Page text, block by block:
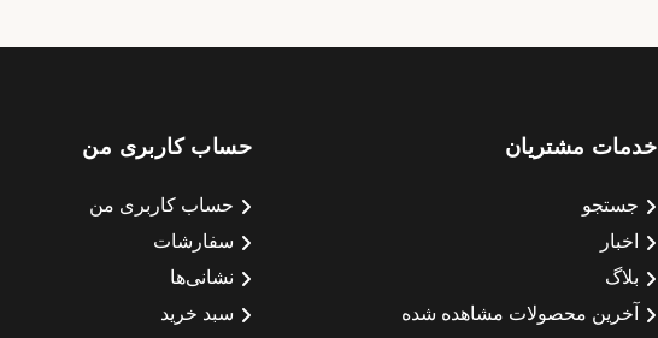
خدمات مشتریان
جستجو
اخبار
بلاگ
آخرین محصولات مشاهده شده
حساب کاربری من
حساب کاربری من
سفارشات
نشانی‌ها
سبد خرید